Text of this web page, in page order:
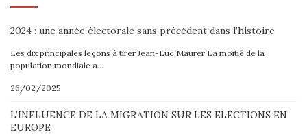
2024 : une année électorale sans précédent dans l’histoire
Les dix principales leçons à tirer Jean-Luc Maurer La moitié de la
population mondiale a…
26/02/2025
L’INFLUENCE DE LA MIGRATION SUR LES ELECTIONS EN
EUROPE